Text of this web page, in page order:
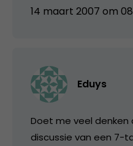
14 maart 2007 om
Eduys
Doet me veel denken
discussie van een 7-